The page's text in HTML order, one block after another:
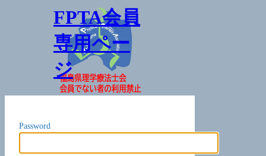
FPTA会員
専用ペー
ジ
Password